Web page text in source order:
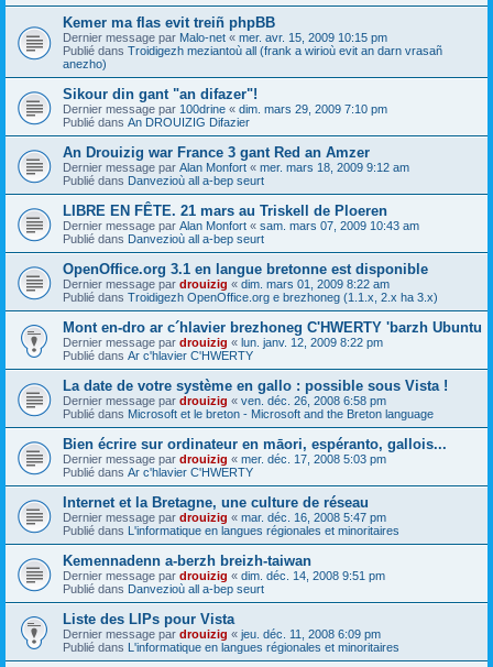
Kemer ma flas evit treiñ phpBB
Dernier message par Malo-net « mer. avr. 15, 2009 10:15 pm
Publié dans Troidigezh meziantoù all (frank a wirioù evit an darn vrasañ
anezho)
Sikour din gant "an difazer"!
Dernier message par 100drine « dim. mars 29, 2009 7:10 pm
Publié dans An DROUIZIG Difazier
An Drouizig war France 3 gant Red an Amzer
Dernier message par Alan Monfort « mer. mars 18, 2009 9:12 am
Publié dans Danvezioù all a-bep seurt
LIBRE EN FÊTE. 21 mars au Triskell de Ploeren
Dernier message par Alan Monfort « sam. mars 07, 2009 10:43 am
Publié dans Danvezioù all a-bep seurt
OpenOffice.org 3.1 en langue bretonne est disponible
Dernier message par drouizig « dim. mars 01, 2009 8:22 am
Publié dans Troidigezh OpenOffice.org e brezhoneg (1.1.x, 2.x ha 3.x)
Mont en-dro ar c´hlavier brezhoneg C'HWERTY 'barzh Ubuntu
Dernier message par drouizig « lun. janv. 12, 2009 8:22 pm
Publié dans Ar c'hlavier C'HWERTY
La date de votre système en gallo : possible sous Vista !
Dernier message par drouizig « ven. déc. 26, 2008 6:58 pm
Publié dans Microsoft et le breton - Microsoft and the Breton language
Bien écrire sur ordinateur en māori, espéranto, gallois...
Dernier message par drouizig « mer. déc. 17, 2008 5:03 pm
Publié dans Ar c'hlavier C'HWERTY
Internet et la Bretagne, une culture de réseau
Dernier message par drouizig « mar. déc. 16, 2008 5:47 pm
Publié dans L'informatique en langues régionales et minoritaires
Kemennadenn a-berzh breizh-taiwan
Dernier message par drouizig « dim. déc. 14, 2008 9:51 pm
Publié dans Danvezioù all a-bep seurt
Liste des LIPs pour Vista
Dernier message par drouizig « jeu. déc. 11, 2008 6:09 pm
Publié dans L'informatique en langues régionales et minoritaires